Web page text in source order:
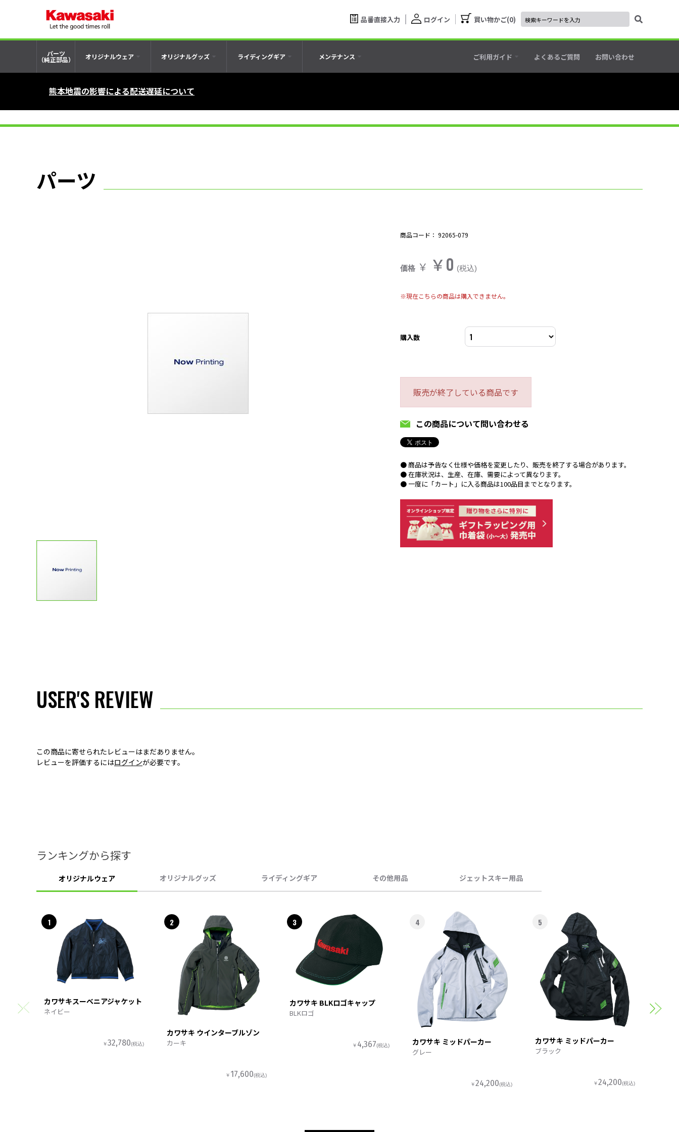
品番直接入力 ログイン 買い物かご 0
パーツ
（純正部品） オリジナルウェア オリジナルグッズ ライディングギア メンテナンス ご利用ガイド よくあるご質問 お問い合わせ
熊本地震の影響による配送遅延について
パーツ
商品コード： 92065-079
価格 ￥ ￥0 (税込)
※現在こちらの商品は購入できません。
購入数
販売が終了している商品です
この商品について問い合わせる
● 商品は予告なく仕様や価格を変更したり、販売を終了する場合があります。
● 在庫状況は、生産、在庫、需要によって異なります。
● 一度に「カート」に入る商品は100品目までとなります。
USER'S REVIEW
この商品に寄せられたレビューはまだありません。
レビューを評価するにはログインが必要です。
ランキングから探す
オリジナルウェア オリジナルグッズ ライディングギア その他用品 ジェットスキー用品
1
カワサキスーベニアジャケット
ネイビー
￥32,780(税込)
2
カワサキ ウインターブルゾン
カーキ
￥ 17,600(税込)
3
カワサキ BLKロゴキャップ
BLKロゴ
￥ 4,367(税込)
4
カワサキ ミッドパーカー
グレー
￥24,200(税込)
5
カワサキ ミッドパーカー
ブラック
￥24,200(税込)
スポ